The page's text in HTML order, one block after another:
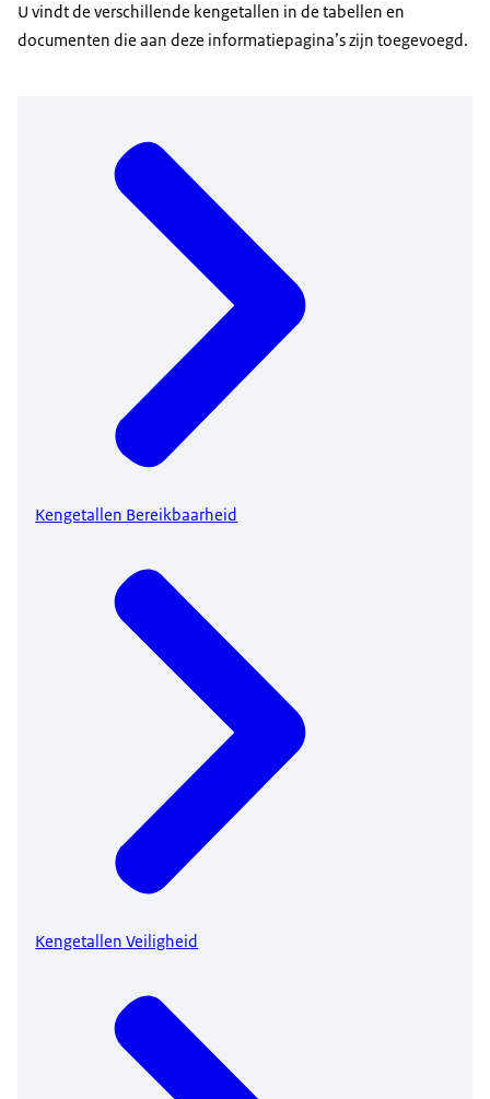
U vindt de verschillende kengetallen in de tabellen en
documenten die aan deze informatiepagina’s zijn toegevoegd.
Kengetallen Bereikbaarheid
Kengetallen Veiligheid